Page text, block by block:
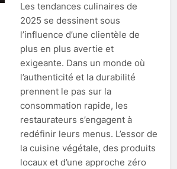
Les tendances culinaires de
2025 se dessinent sous
l’influence d’une clientèle de
plus en plus avertie et
exigeante. Dans un monde où
l’authenticité et la durabilité
prennent le pas sur la
consommation rapide, les
restaurateurs s’engagent à
redéfinir leurs menus. L’essor de
la cuisine végétale, des produits
locaux et d’une approche zéro